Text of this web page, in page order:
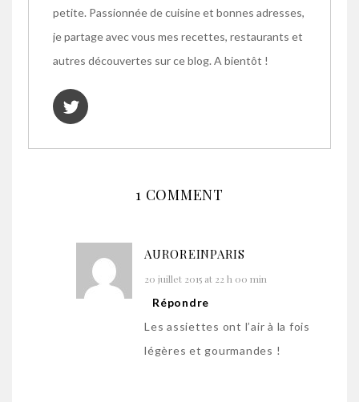
petite. Passionnée de cuisine et bonnes adresses,
je partage avec vous mes recettes, restaurants et
autres découvertes sur ce blog. A bientôt !
1 COMMENT
AUROREINPARIS
20 juillet 2015 at 22 h 00 min
Répondre
Les assiettes ont l’air à la fois
légères et gourmandes !